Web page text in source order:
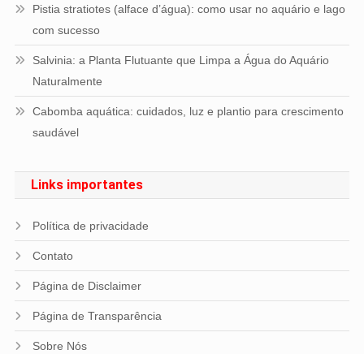
Pistia stratiotes (alface d’água): como usar no aquário e lago
com sucesso
Salvinia: a Planta Flutuante que Limpa a Água do Aquário
Naturalmente
Cabomba aquática: cuidados, luz e plantio para crescimento
saudável
Links importantes
Política de privacidade
Contato
Página de Disclaimer
Página de Transparência
Sobre Nós